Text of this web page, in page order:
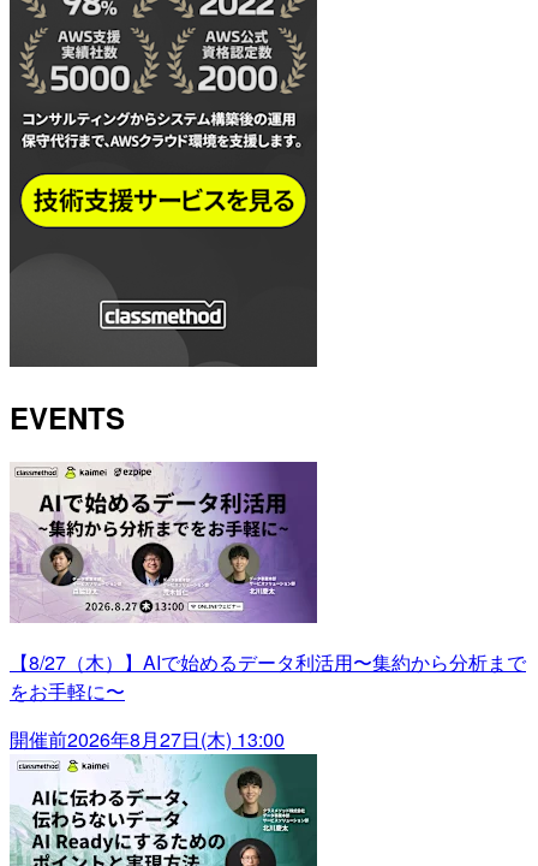
EVENTS
【8/27（木）】AIで始めるデータ利活用〜集約から分析まで
をお手軽に〜
開催前2026年8月27日(木) 13:00